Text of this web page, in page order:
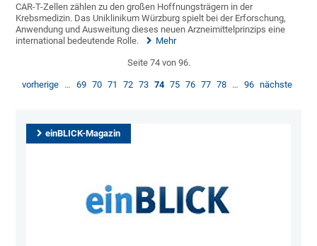
CAR-T-Zellen zählen zu den großen Hoffnungsträgern in der
Krebsmedizin. Das Uniklinikum Würzburg spielt bei der Erforschung,
Anwendung und Ausweitung dieses neuen Arzneimittelprinzips eine
international bedeutende Rolle.
Mehr
Seite 74 von 96.
vorherige … 69 70 71 72 73 74 75 76 77 78 … 96 nächste
einBLICK-Magazin